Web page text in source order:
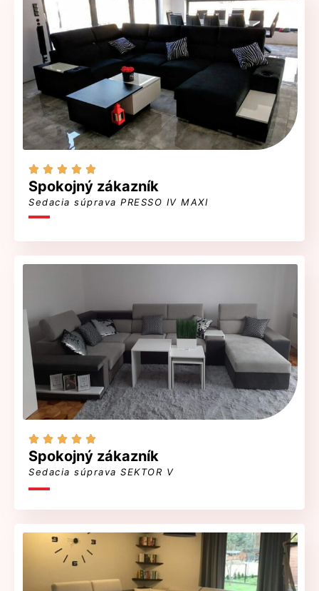
    
Spokojný zákazník
Sedacia súprava PRESSO IV MAXI
    
Spokojný zákazník
Sedacia súprava SEKTOR V